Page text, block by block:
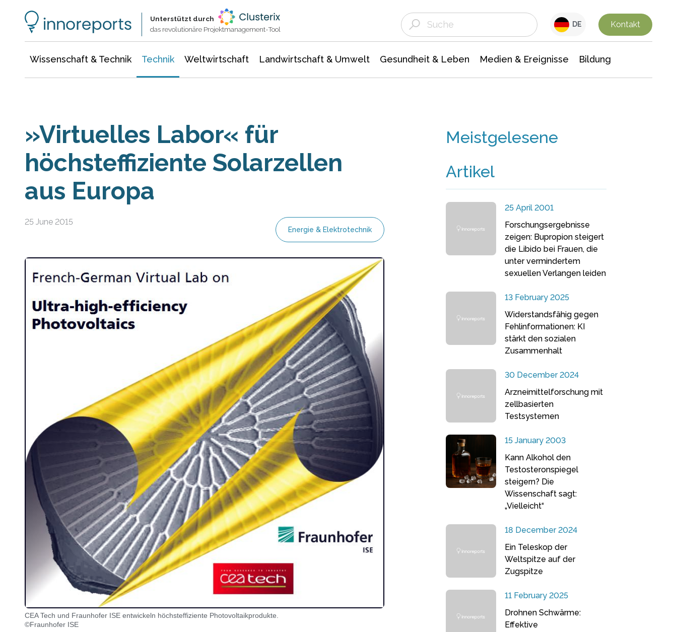
Unterstützt durch
das revolutionäre Projektmanagement-Tool
DE Kontakt
Wissenschaft & Technik Technik Weltwirtschaft Landwirtschaft & Umwelt Gesundheit & Leben Medien & Ereignisse Bildung
»Virtuelles Labor« für
höchsteffiziente Solarzellen
aus Europa
25 June 2015
Energie & Elektrotechnik
CEA Tech und Fraunhofer ISE entwickeln höchsteffiziente Photovoltaikprodukte.
©Fraunhofer ISE
Meistgelesene
Artikel
25 April 2001
Forschungsergebnisse
zeigen: Bupropion steigert
die Libido bei Frauen, die
unter vermindertem
sexuellen Verlangen leiden
13 February 2025
Widerstandsfähig gegen
Fehlinformationen: KI
stärkt den sozialen
Zusammenhalt
30 December 2024
Arzneimittelforschung mit
zellbasierten
Testsystemen
15 January 2003
Kann Alkohol den
Testosteronspiegel
steigern? Die
Wissenschaft sagt:
„Vielleicht“
18 December 2024
Ein Teleskop der
Weltspitze auf der
Zugspitze
11 February 2025
Drohnen Schwärme:
Effektive